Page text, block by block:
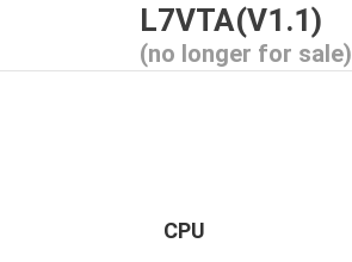
L7VTA(V1.1)
(no longer for sale)
CPU